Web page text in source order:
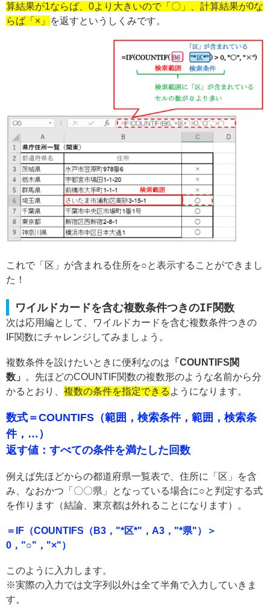
算結果が1ならば、0より大きいので「〇」、計算結果が0な
らば「×」
を返すというしくみです。
これで「区」が含まれる住所を○と表示することができまし
た！
ワイルドカードを含む複数条件つきのIF関数
次は応用編として、ワイルドカードを含む複数条件つきの
IF関数にチャレンジしてみましょう。
複数条件を設けたいときに便利なのは 「COUNTIFS関
数」
。先ほどのCOUNTIF関数の複数形のような名前から分
かるとおり、 複数の条件を指定できる ようになります。
数式＝COUNTIFS（範囲，検索条件， 範囲，検索条
件，… ）
返す値：すべての条件を満たした回数
例えば先ほどからの都道府県一覧表で、住所に「区」を含
み、なおかつ「〇〇県」となっている場合に○と判定する式
を作ります（結論、東京都は外れることになります）。
＝IF（COUNTIFS（B3，"*区*"，A3，"*県"）＞
0，"○"，"×"）
このように入力します。
※実際の入力では文字列以外は全て半角で入力していきま
す。